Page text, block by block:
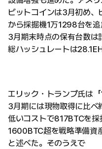
ビットコインは3月初め、
から採掘機1万1298台を
3月期末時点の保有台数は
総ハッシュレートは
エリック・トランプ氏は「
3月期には現物取得に比べ
低いコストで817BTCを採
1600BTC超を戦略準備資
と述べた。そのうえで